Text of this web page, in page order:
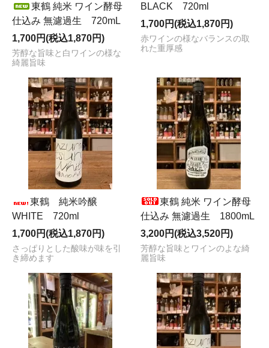
東鶴 純米 ワイン酵母
仕込み 無濾過生 720mL
1,700円(税込1,870円)
芳醇な旨味と白ワインの様な
綺麗旨味
BLACK 720ml
1,700円(税込1,870円)
赤ワインの様なバランスの取
れた重厚感
東鶴 純米吟醸
WHITE 720ml
1,700円(税込1,870円)
さっぱりとした酸味が味を引
き締めます
東鶴 純米 ワイン酵母
仕込み 無濾過生 1800mL
3,200円(税込3,520円)
芳醇な旨味とワインのよな綺
麗旨味